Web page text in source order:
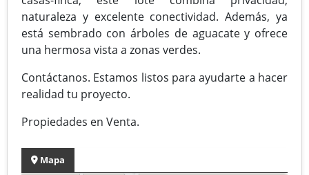
naturaleza y excelente conectividad. Además, ya
está sembrado con árboles de aguacate y ofrece
una hermosa vista a zonas verdes.
Contáctanos. Estamos listos para ayudarte a hacer
realidad tu proyecto.
Propiedades en Venta.
Mapa